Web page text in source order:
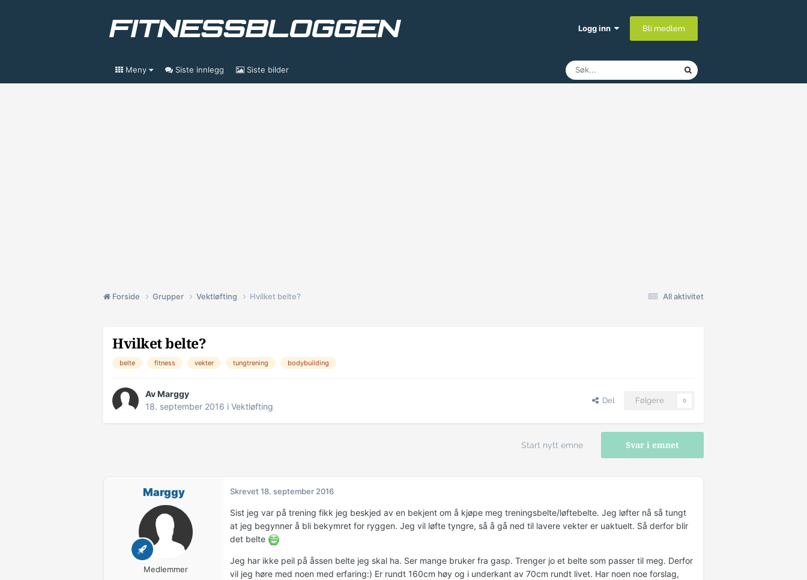
Logg inn Bli medlem
Meny Siste innlegg Siste bilder
All aktivitet
Forside Grupper Vektløfting Hvilket belte?
Hvilket belte?
belte fitness vekter tungtrening bodybuilding
AvMarggy
18. september 2016 i Vektløfting
Del Følgere 0
Svar i emnet
Start nytt emne
Marggy
Medlemmer
Skrevet18. september 2016
Sist jeg var på trening fikk jeg beskjed av en bekjent om å kjøpe meg treningsbelte/løftebelte. Jeg løfter nå så tungt
at jeg begynner å bli bekymret for ryggen. Jeg vil løfte tyngre, så å gå ned til lavere vekter er uaktuelt. Så derfor blir
det belte
Jeg har ikke peil på åssen belte jeg skal ha. Ser mange bruker fra gasp. Trenger jo et belte som passer til meg. Derfor
vil jeg høre med noen med erfaring:) Er rundt 160cm høy og i underkant av 70cm rundt livet. Har noen noe forslag,